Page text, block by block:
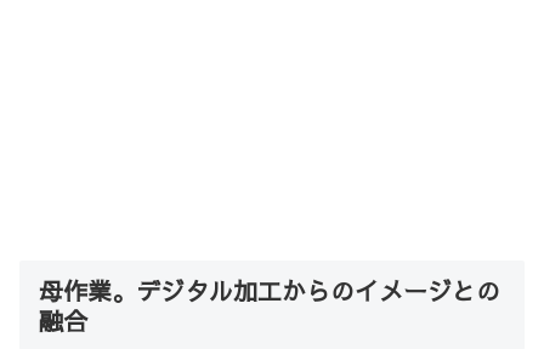
母作業。デジタル加工からのイメージとの
融合